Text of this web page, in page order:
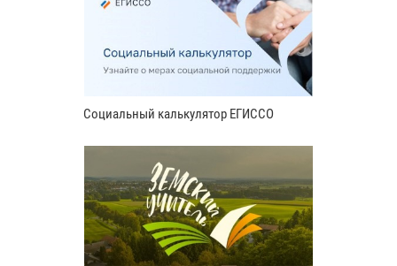
Социальный калькулятор ЕГИССО